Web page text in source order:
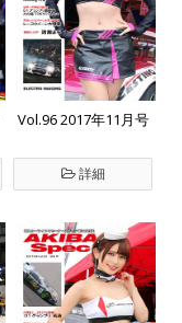
Vol.96 2017年11月号
詳細